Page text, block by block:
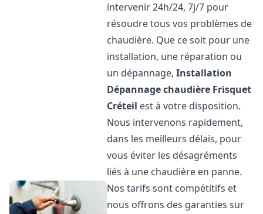
intervenir 24h/24, 7j/7 pour
résoudre tous vos problèmes de
chaudière. Que ce soit pour une
installation, une réparation ou
un dépannage,Installation
Dépannage chaudière Frisquet
Créteil est à votre disposition.
Nous intervenons rapidement,
dans les meilleurs délais, pour
vous éviter les désagréments
liés à une chaudière en panne.
Nos tarifs sont compétitifs et
nous offrons des garanties sur